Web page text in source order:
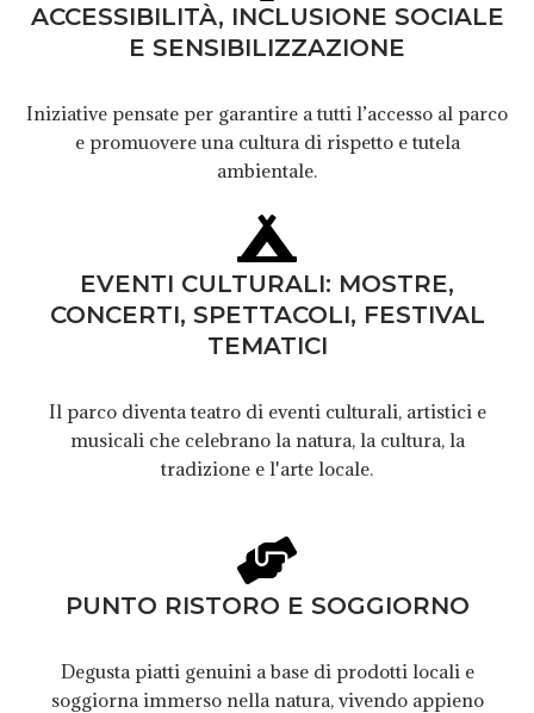
ACCESSIBILITÀ, INCLUSIONE SOCIALE
E SENSIBILIZZAZIONE
Iniziative pensate per garantire a tutti l’accesso al parco
e promuovere una cultura di rispetto e tutela
ambientale.
EVENTI CULTURALI: MOSTRE,
CONCERTI, SPETTACOLI, FESTIVAL
TEMATICI
Il parco diventa teatro di eventi culturali, artistici e
musicali che celebrano la natura, la cultura, la
tradizione e l'arte locale.
PUNTO RISTORO E SOGGIORNO
Degusta piatti genuini a base di prodotti locali e
soggiorna immerso nella natura, vivendo appieno